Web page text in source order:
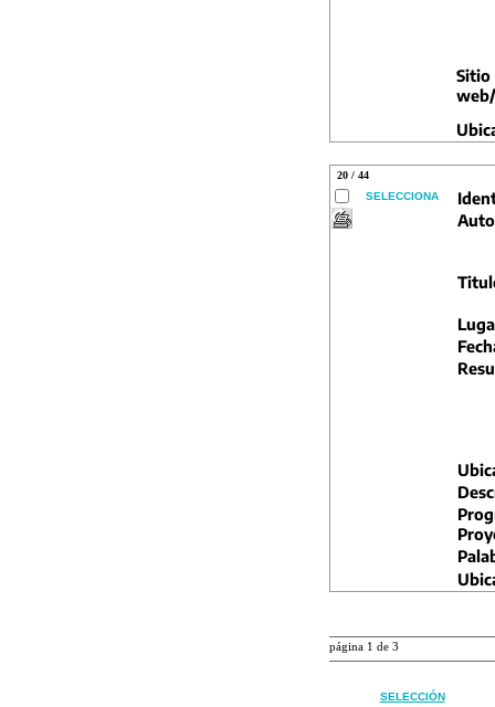
Sitio
20 / 44
SELECCIONA
página 1 de 3
SELECCIÓN